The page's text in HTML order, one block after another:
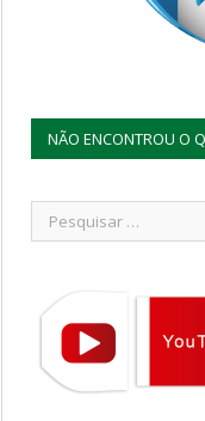
NÃO ENCONTROU O